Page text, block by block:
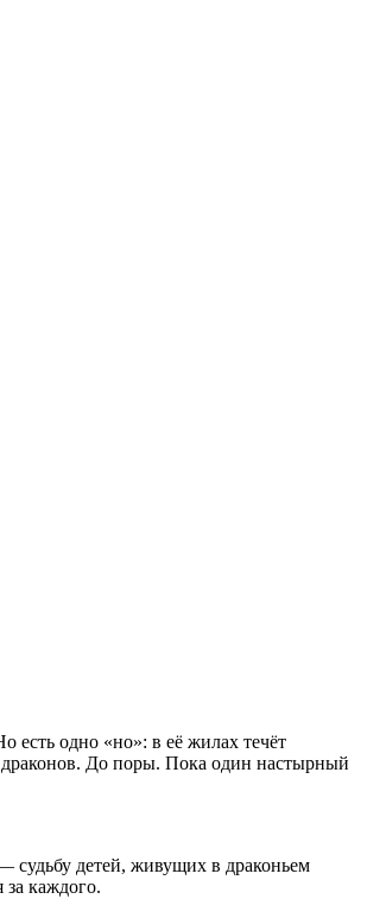
одно «но»: в её жилах течёт
драконов. До поры. Пока один настырный
судьбу детей, живущих в драконьем
каждого.